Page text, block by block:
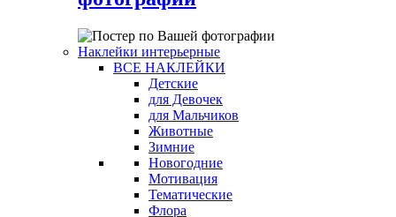
Наклейки интерьерные
ВСЕ НАКЛЕЙКИ
Детские
для Девочек
для Мальчиков
Животные
Зимние
Новогодние
Мотивация
Тематические
Флора